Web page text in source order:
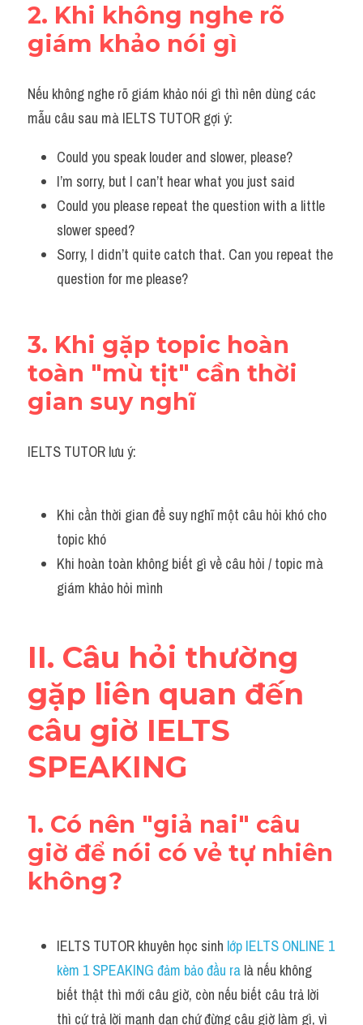
2. Khi không nghe rõ
giám khảo nói gì
Nếu không nghe rõ giám khảo nói gì thì nên dùng các
mẫu câu sau mà IELTS TUTOR gợi ý:
Could you speak louder and slower, please?
I’m sorry, but I can’t hear what you just said
Could you please repeat the question with a little
slower speed?
Sorry, I didn’t quite catch that. Can you repeat the
question for me please?
3. Khi gặp topic hoàn
toàn "mù tịt" cần thời
gian suy nghĩ
IELTS TUTOR lưu ý:
Khi cần thời gian để suy nghĩ một câu hỏi khó cho
topic khó
Khi hoàn toàn không biết gì về câu hỏi / topic mà
giám khảo hỏi mình
II. Câu hỏi thường
gặp liên quan đến
câu giờ IELTS
SPEAKING
1. Có nên "giả nai" câu
giờ để nói có vẻ tự nhiên
không?
IELTS TUTOR khuyên học sinh lớp IELTS ONLINE 1
kèm 1 SPEAKING đảm bảo đầu ra là nếu không
biết thật thì mới câu giờ, còn nếu biết câu trả lời
thì cứ trả lời mạnh dạn chứ đừng câu giờ làm gì, vì